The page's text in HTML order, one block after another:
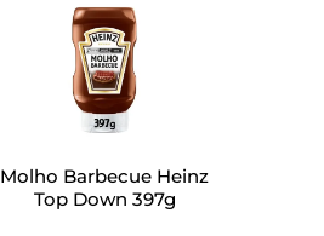
Molho Barbecue Heinz
Top Down 397g